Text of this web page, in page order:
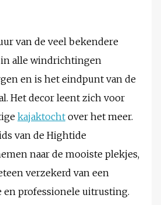
van de veel bekendere
alle windrichtingen
en is het eindpunt van de
Het decor leent zich voor
kajaktocht over het meer.
van de Hightide
naar de mooiste plekjes,
verzekerd van een
professionele uitrusting.